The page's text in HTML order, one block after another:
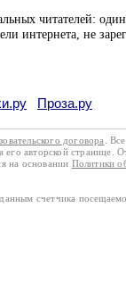
читателей:
интернета, не
Проза.ру
договора
.
авторской странице.
на основании Политики
счетчика